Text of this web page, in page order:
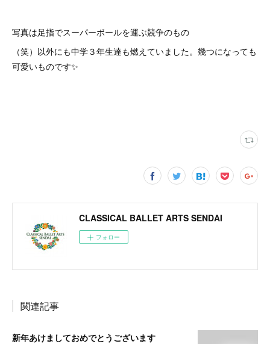
写真は足指でスーパーボールを運ぶ競争のもの
（笑）以外にも中学３年生達も燃えていました。幾つになっても
可愛いものです✨
CLASSICAL BALLET ARTS SENDAI
フォロー
関連記事
新年あけましておめでとうございます